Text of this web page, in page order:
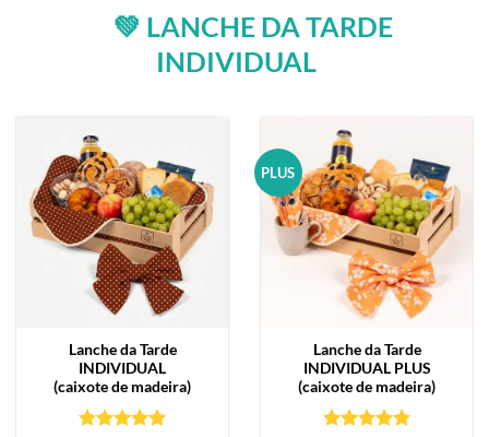
💚 LANCHE DA TARDE
INDIVIDUAL
Lanche da Tarde
INDIVIDUAL
(caixote de madeira)
PLUS
Lanche da Tarde
INDIVIDUAL PLUS
(caixote de madeira)